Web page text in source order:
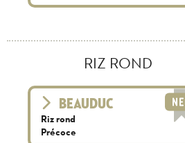
RIZ ROND
BEAUDUC
Riz rond
Précoce